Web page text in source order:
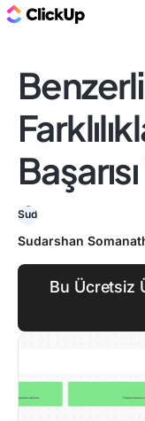
Sudarshan
Bu Ücretsiz